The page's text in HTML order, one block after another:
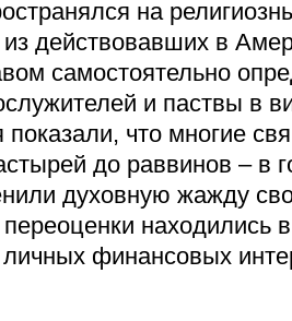
на
действовавших в
самостоятельно
и паствы в
что многие
до раввинов – в
духовную жажду
находились
личных финансовых